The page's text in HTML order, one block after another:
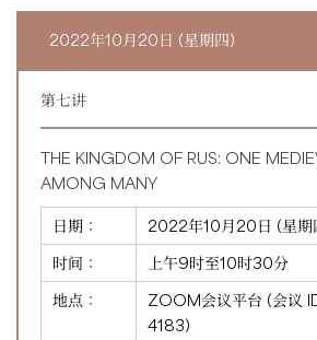
2022年10月20日 (星期四)
第七讲
THE KINGDOM OF RUS: ONE
AMONG MANY
日期：
2022年10月20日 (星期
时间：
上午9时至10时30分
地点：
ZOOM会议平台 (会议
4183)